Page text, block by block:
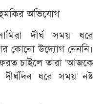
অভিযোগ
দীর্ঘ সময় ধরে
কোনো উদ্যোগ নেননি।
চাইলে তারা 'আজকে
ধরে সময় নষ্ট